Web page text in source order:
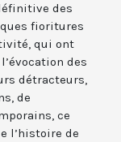
des
fioritures
qui ont
des
détracteurs,
de
ce
l’histoire de